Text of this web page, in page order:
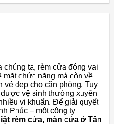
chúng ta, rèm cửa đóng vai
mặt chức năng mà còn về
vẻ đẹp cho căn phòng. Tuy
vệ sinh thường xuyên,
vi khuẩn. Để giải quyết
Phúc – một công ty
rèm cửa, màn cửa ở Tân